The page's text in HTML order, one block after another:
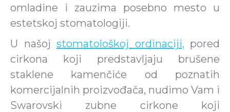
omladine i zauzima posebno mesto u
estetskoj stomatologiji.
U našoj stomatološkoj ordinaciji, pored
cirkona koji predstavljaju brušene
staklene kamenčiće od poznatih
komercijalnih proizvođača, nudimo Vam i
Swarovski zubne cirkone koji